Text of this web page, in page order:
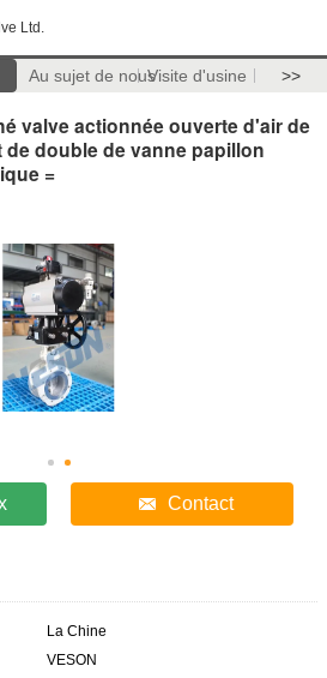
Ltd.
Au sujet de nousVisite d'usine >>
valve actionnée ouverte d'air de
double de vanne papillon
=
Contact
La Chine
VESON